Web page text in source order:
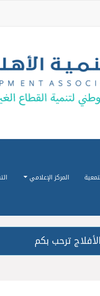
المركز الإعلامي
ترحب بكم